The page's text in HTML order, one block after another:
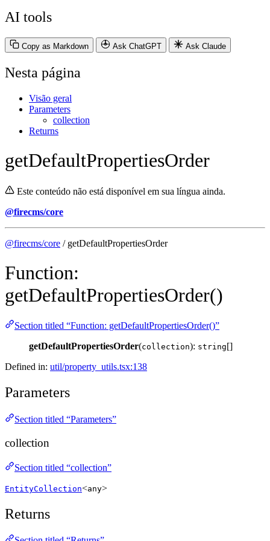
AI tools
Copy as Markdown Ask ChatGPT Ask Claude
Nesta página
Visão geral
Parameters
collection
Returns
getDefaultPropertiesOrder
Este conteúdo não está disponível em sua língua ainda.
@firecms/core
@firecms/core / getDefaultPropertiesOrder
Function:
getDefaultPropertiesOrder()
Section titled “Function: getDefaultPropertiesOrder()”
getDefaultPropertiesOrder(collection): string[]
Defined in: util/property_utils.tsx:138
Parameters
Section titled “Parameters”
collection
Section titled “collection”
EntityCollection<any>
Returns